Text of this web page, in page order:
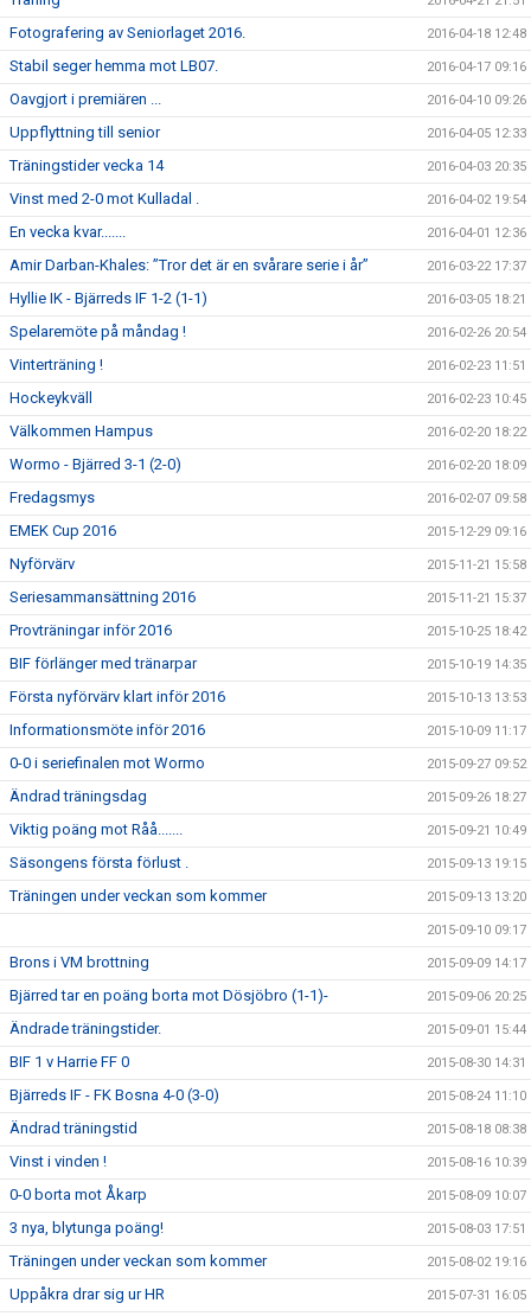
Fotografering av Seniorlaget 2016. 2016-04-18 12:48
Stabil seger hemma mot LB07. 2016-04-17 09:16
Oavgjort i premiären ... 2016-04-10 09:26
Uppflyttning till senior 2016-04-05 12:33
Träningstider vecka 14 2016-04-03 20:35
Vinst med 2-0 mot Kulladal . 2016-04-02 19:54
En vecka kvar....... 2016-04-01 12:36
Amir Darban-Khales: ”Tror det är en svårare serie i år” 2016-03-22 17:37
Hyllie IK - Bjärreds IF 1-2 (1-1) 2016-03-05 18:21
Spelaremöte på måndag ! 2016-02-26 20:54
Vinterträning ! 2016-02-23 11:51
Hockeykväll 2016-02-23 10:45
Välkommen Hampus 2016-02-20 18:22
Wormo - Bjärred 3-1 (2-0) 2016-02-20 18:09
Fredagsmys 2016-02-07 09:58
EMEK Cup 2016 2015-12-29 09:16
Nyförvärv 2015-11-21 15:58
Seriesammansättning 2016 2015-11-21 15:37
Provträningar inför 2016 2015-10-25 18:42
BIF förlänger med tränarpar 2015-10-19 14:35
Första nyförvärv klart inför 2016 2015-10-13 13:53
Informationsmöte inför 2016 2015-10-09 11:17
0-0 i seriefinalen mot Wormo 2015-09-27 09:52
Ändrad träningsdag 2015-09-26 18:27
Viktig poäng mot Råå....... 2015-09-21 10:49
Säsongens första förlust . 2015-09-13 19:15
Träningen under veckan som kommer 2015-09-13 13:20
2015-09-10 09:17
Brons i VM brottning 2015-09-09 14:17
Bjärred tar en poäng borta mot Dösjöbro (1-1)- 2015-09-06 20:25
Ändrade träningstider. 2015-09-01 15:44
BIF 1 v Harrie FF 0 2015-08-30 14:31
Bjärreds IF - FK Bosna 4-0 (3-0) 2015-08-24 11:10
Ändrad träningstid 2015-08-18 08:38
Vinst i vinden ! 2015-08-16 10:39
0-0 borta mot Åkarp 2015-08-09 10:07
3 nya, blytunga poäng! 2015-08-03 17:51
Träningen under veckan som kommer 2015-08-02 19:16
Uppåkra drar sig ur HR 2015-07-31 16:05